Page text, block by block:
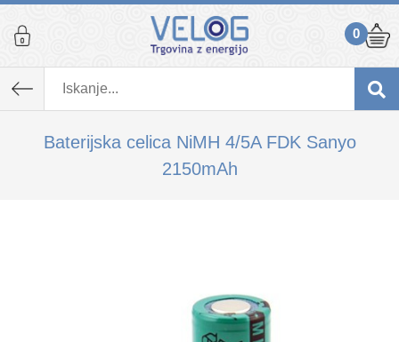
0
Baterijska celica NiMH 4/5A FDK Sanyo
2150mAh
K izdelku, ki ste ga dodali v košarico,
priporočamo tudi...